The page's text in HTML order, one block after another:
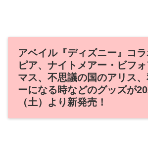
アベイル『ディズニー』コ
ピア、ナイトメアー・ビフ
マス、不思議の国のアリス
ーになる時などのグッズが
（土）より新発売！